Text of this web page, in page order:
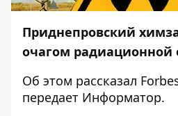
Приднепровский
очагом радиационной
Об этом рассказал
передает Информатор.